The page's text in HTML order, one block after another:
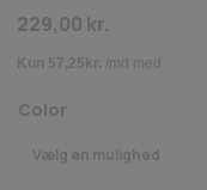
229,00 kr.
Color